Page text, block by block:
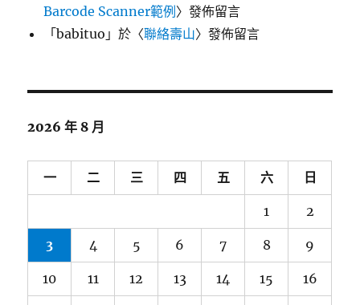
Barcode Scanner範例 〉發佈留言
「babituo 」於〈聯絡壽山〉發佈留言
2026 年 8 月
一 二 三 四 五 六 日
1 2
3 4 5 6 7 8 9
10 11 12 13 14 15 16